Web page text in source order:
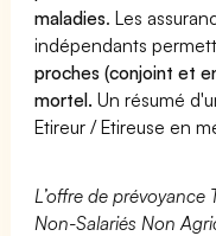
maladies. Les
indépendants
proches (conjoint et
mortel. Un résumé
Etireur / Etireuse en
L’offre de prévoyance
Non-Salariés Non